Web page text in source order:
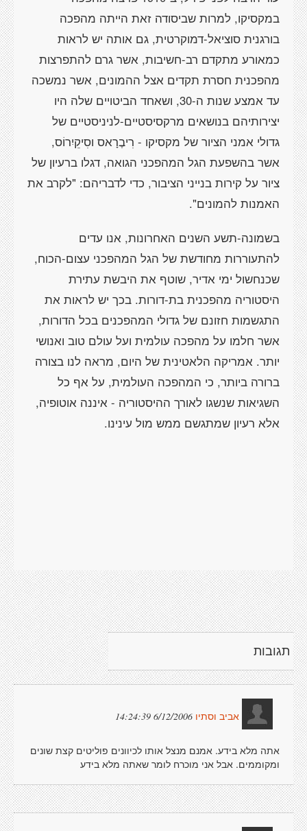
במקסיקו, למרות שביסודה זאת הייתה מהפכה
בורגנית סוציאל-דמוקרטית, גם אותה יש לראות
כמאורע מתקדם רב-חשיבות, אשר גרם להתפרצות
מהפכנית חסרת תקדים אצל ההמונים, אשר נמשכה
עד אמצע שנות ה-30, ושאחד הביטויים שלה היו
יצירותיהם בנושאים מרקסיסטיים-לניניסטיים של
גדולי אמני הציור של מקסיקו - רִיבֶרָאס וסִיקֵיִרוֹס,
אשר בהשפעת הגל המהפכני הגואה, דגלו ברעיון של
ציור על קירות בנייני הציבור, כדי לדבריהם: "לקרב את
האמנות להמונים".
בשמונה-תשע השנים האחרונות, אנו עדים
להתעוררות מחודשת של הגל המהפכני עצום-הכוח,
שכנחשול ימי אדיר, שוטף את היבשת עתירת
היסטוריה מהפכנית בת-דורות. בכך יש לראות את
התגשמות חזונם של גדולי המהפכנים בכל הדורות,
אשר חלמו על מהפכה עולמית ועל עולם טוב ואנושי
יותר. אמריקה הלאטינית של היום, מראה לנו בצורה
ברורה ביותר, כי המהפכה העולמית, על אף כל
השגיאות שנשגו לאורך ההיסטוריה - איננה אוטופיה,
אלא רעיון שמתגשם ממש מול עינינו.
תגובות
אביב וסתיו 6/12/2006 14:24:39
אתה מלא בידע. אמנם מנצל אותו לכיוונים פוליטים קצת שונים
ומקוממים. אבל אני מוכרח לומר שאתה מלא בידע